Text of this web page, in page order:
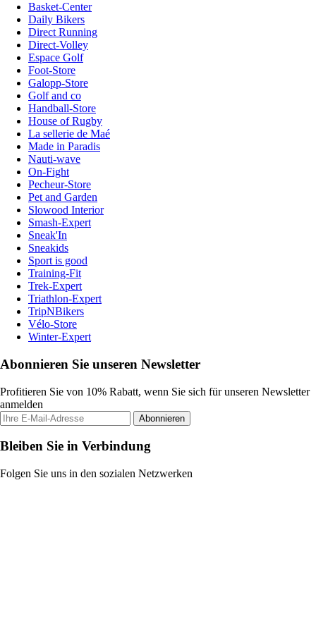
Basket-Center
Daily Bikers
Direct Running
Direct-Volley
Espace Golf
Foot-Store
Galopp-Store
Golf and co
Handball-Store
House of Rugby
La sellerie de Maé
Made in Paradis
Nauti-wave
On-Fight
Pecheur-Store
Pet and Garden
Slowood Interior
Smash-Expert
Sneak'In
Sneakids
Sport is good
Training-Fit
Trek-Expert
Triathlon-Expert
TripNBikers
Vélo-Store
Winter-Expert
Abonnieren Sie unseren Newsletter
Profitieren Sie von 10% Rabatt, wenn Sie sich für unseren Newsletter
anmelden
Abonnieren
Bleiben Sie in Verbindung
Folgen Sie uns in den sozialen Netzwerken